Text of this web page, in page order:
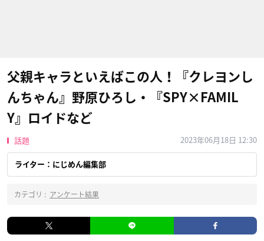
父親キャラといえばこの人！『クレヨンし
んちゃん』野原ひろし・『SPY×FAMIL
Y』ロイドなど
話題 2023年06月18日 12:30
ライター：にじめん編集部
カテゴリ : アンケート結果